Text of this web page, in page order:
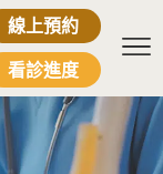
線上預約
看診進度